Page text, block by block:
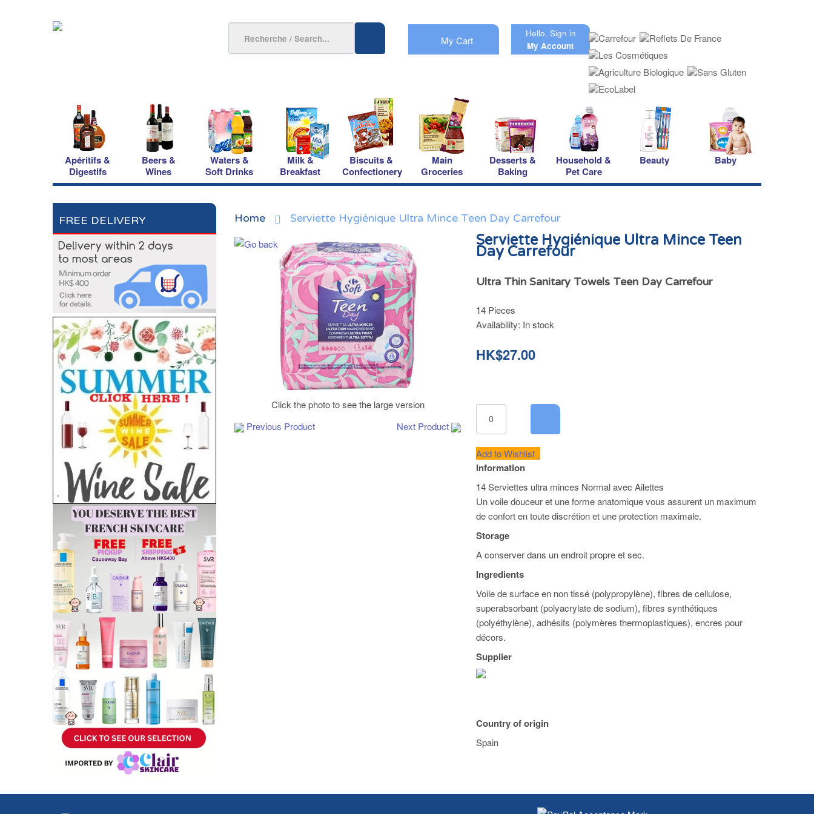
My Cart
Hello. Sign in
My Account
Apéritifs &
Digestifs
Beers &
Wines
Waters &
Soft Drinks
Milk &
Breakfast
Biscuits &
Confectionery
Main
Groceries
Desserts &
Baking
Household &
Pet Care
Beauty Baby
FREE DELIVERY Home Serviette Hygiénique Ultra Mince Teen Day Carrefour
Click the photo to see the large version
Previous Product
Next Product
Serviette Hygiénique Ultra Mince Teen
Day Carrefour
Ultra Thin Sanitary Towels Teen Day Carrefour
14 Pieces
Availability: In stock
HK$27.00
Add to Wishlist
Information
14 Serviettes ultra minces Normal avec Ailettes
Un voile douceur et une forme anatomique vous assurent un maximum
de confort en toute discrétion et une protection maximale.
Storage
A conserver dans un endroit propre et sec.
Ingredients
Voile de surface en non tissé (polypropylène), fibres de cellulose,
superabsorbant (polyacrylate de sodium), fibres synthétiques
(polyéthylène), adhésifs (polymères thermoplastiques), encres pour
décors.
Supplier
Country of origin
Spain